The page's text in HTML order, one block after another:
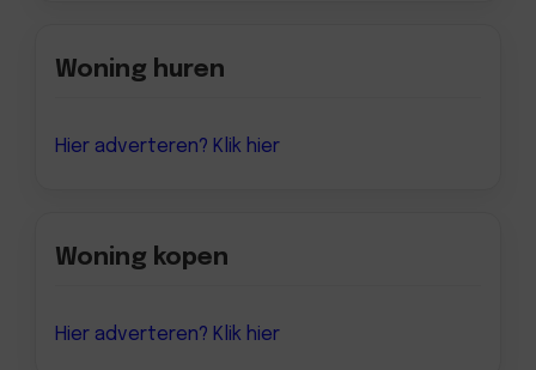
Woning huren
Hier adverteren? Klik hier
Woning kopen
Hier adverteren? Klik hier